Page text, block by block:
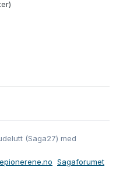
(Saga27) med
Sagaforumet